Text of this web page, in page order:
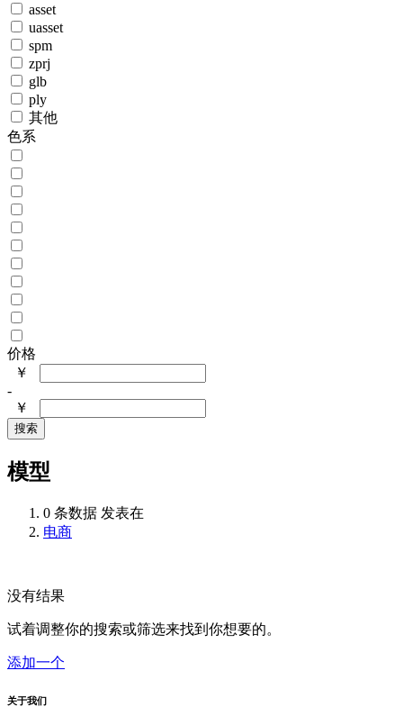
asset
uasset
spm
zprj
glb
ply
其他
色系
价格
￥
-
￥
搜索
模型
0 条数据 发表在
电商
没有结果
试着调整你的搜索或筛选来找到你想要的。
添加一个
关于我们